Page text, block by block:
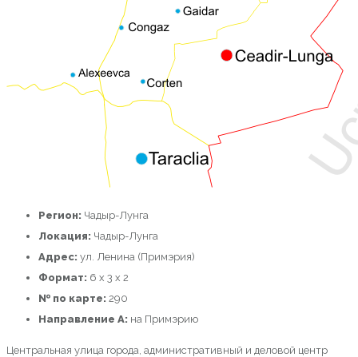
Регион: Чадыр-Лунга
Локация: Чадыр-Лунга
Адрес: ул. Ленина (Примэрия)
Формат: 6 x 3 x 2
№ по карте: 290
Направление A: на Примэрию
Центральная улица города, административный и деловой центр